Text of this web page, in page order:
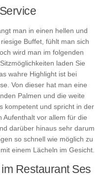
man in einen hellen und
Buffet, fühlt man sich
wird man im folgenden
laden Sie
wahre Highlight ist bei
Von dieser hat man eine
Palmen und die weite
kompetent und spricht in der
Aufenthalt vor allem für die
darüber hinaus sehr darum
so schnell wie möglich zu
einem Lächeln im Gesicht.
Restaurant Ses